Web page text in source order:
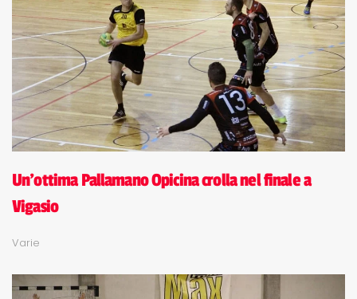
Un'ottima Pallamano Opicina crolla nel finale a
Vigasio
Varie